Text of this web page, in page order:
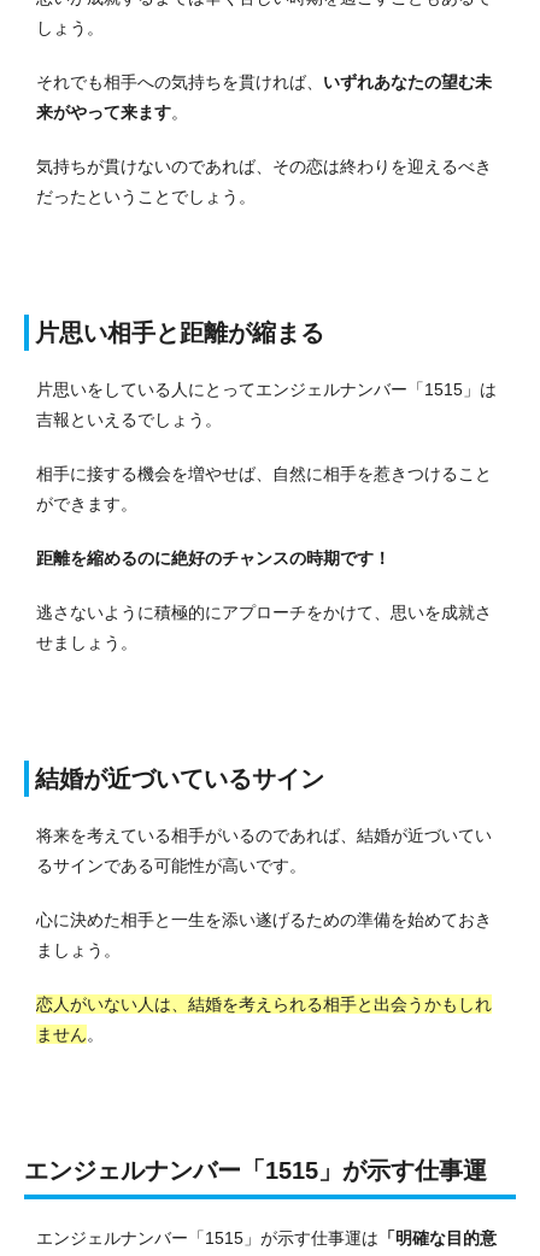
しょう。
それでも相手への気持ちを貫ければ、 いずれあなたの望む未
来がやって来ます。
気持ちが貫けないのであれば、その恋は終わりを迎えるべき
だったということでしょう。
片思い相手と距離が縮まる
片思いをしている人にとってエンジェルナンバー「1515」は
吉報といえるでしょう。
相手に接する機会を増やせば、自然に相手を惹きつけること
ができます。
距離を縮めるのに絶好のチャンスの時期です！
逃さないように積極的にアプローチをかけて、思いを成就さ
せましょう。
結婚が近づいているサイン
将来を考えている相手がいるのであれば、結婚が近づいてい
るサインである可能性が高いです。
心に決めた相手と一生を添い遂げるための準備を始めておき
ましょう。
恋人がいない人は、結婚を考えられる相手と出会うかもしれ
ません。
エンジェルナンバー「1515」が示す仕事運
エンジェルナンバー「1515」が示す仕事運は 「明確な目的意